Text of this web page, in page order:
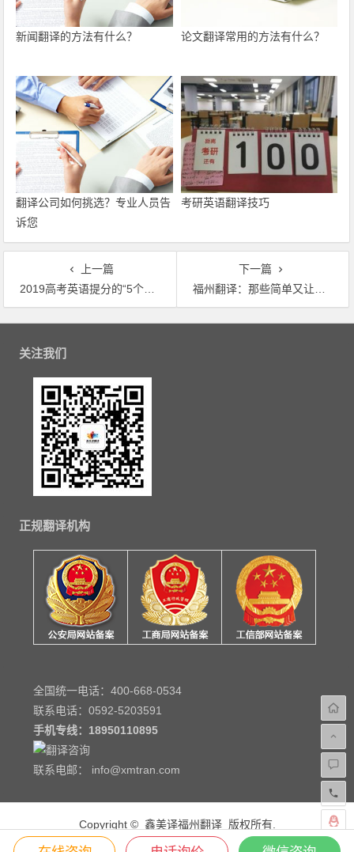
新闻翻译的方法有什么？ 论文翻译常用的方法有什么？
翻译公司如何挑选？专业人员告
诉您
考研英语翻译技巧
上一篇
2019高考英语提分的“5个技巧”
下一篇
福州翻译：那些简单又让人头疼的翻译句子
文章导航
关注我们
正规翻译机构
全国统一电话：400-668-0534
联系电话：0592-5203591
手机专线： 18950110895
联系电邮： info@xmtran.com
Copyright © 鑫美译福州翻译 版权所有.
福州翻译服务机构—鑫美译福州翻译服务公司